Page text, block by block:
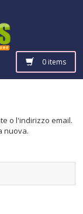
0 items
o l'indirizzo email.
nuova.